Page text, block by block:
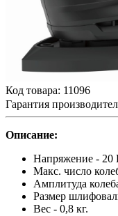
Код товара: 11096
Гарантия
Описание:
Напряжение - 20
Макс. число
Амплитуда
Размер
Вес - 0,8 кг.